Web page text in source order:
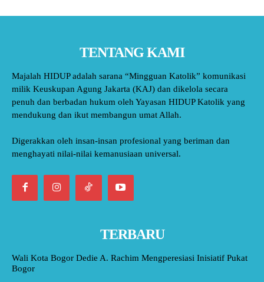
TENTANG KAMI
Majalah HIDUP adalah sarana “Mingguan Katolik” komunikasi
milik Keuskupan Agung Jakarta (KAJ) dan dikelola secara
penuh dan berbadan hukum oleh Yayasan HIDUP Katolik yang
mendukung dan ikut membangun umat Allah.
Digerakkan oleh insan-insan profesional yang beriman dan
menghayati nilai-nilai kemanusiaan universal.
TERBARU
Wali Kota Bogor Dedie A. Rachim Mengperesiasi Inisiatif Pukat
Bogor